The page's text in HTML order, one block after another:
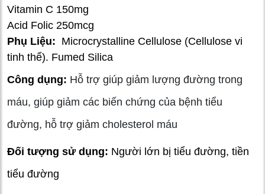
Vitamin C 150mg
Acid Folic 250mcg
Phụ Liệu: Microcrystalline Cellulose (Cellulose vi
tinh thể). Fumed Silica
Công dụng: Hỗ trợ giúp giảm lượng đường trong
máu, giúp giảm các biến chứng của bệnh tiểu
đường, hỗ trợ giảm cholesterol máu
Đối tượng sử dụng: Người lớn bị tiểu đường, tiền
tiểu đường